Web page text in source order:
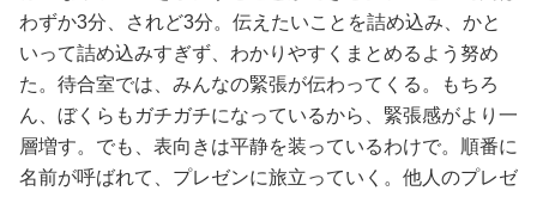
わずか3分、されど3分。伝えたいことを詰め込み、かと
いって詰め込みすぎず、わかりやすくまとめるよう努め
た。待合室では、みんなの緊張が伝わってくる。もちろ
ん、ぼくらもガチガチになっているから、緊張感がより一
層増す。でも、表向きは平静を装っているわけで。順番に
名前が呼ばれて、プレゼンに旅立っていく。他人のプレゼ